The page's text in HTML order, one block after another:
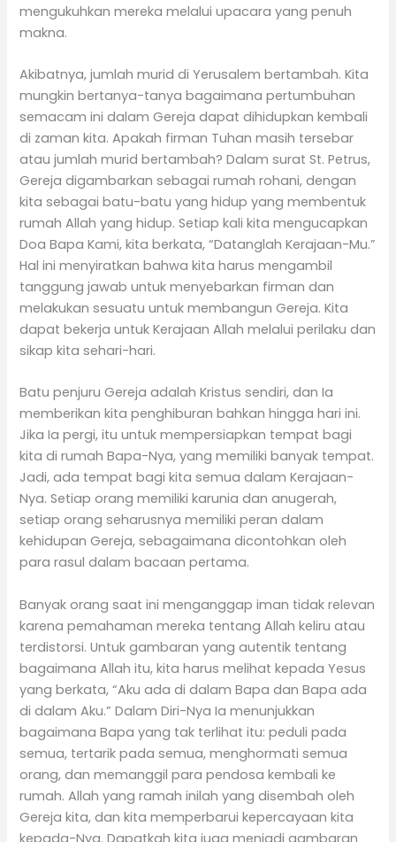
mengukuhkan mereka melalui upacara yang penuh
makna.
Akibatnya, jumlah murid di Yerusalem bertambah. Kita
mungkin bertanya-tanya bagaimana pertumbuhan
semacam ini dalam Gereja dapat dihidupkan kembali
di zaman kita. Apakah firman Tuhan masih tersebar
atau jumlah murid bertambah? Dalam surat St. Petrus,
Gereja digambarkan sebagai rumah rohani, dengan
kita sebagai batu-batu yang hidup yang membentuk
rumah Allah yang hidup. Setiap kali kita mengucapkan
Doa Bapa Kami, kita berkata, “Datanglah Kerajaan-Mu.”
Hal ini menyiratkan bahwa kita harus mengambil
tanggung jawab untuk menyebarkan firman dan
melakukan sesuatu untuk membangun Gereja. Kita
dapat bekerja untuk Kerajaan Allah melalui perilaku dan
sikap kita sehari-hari.
Batu penjuru Gereja adalah Kristus sendiri, dan Ia
memberikan kita penghiburan bahkan hingga hari ini.
Jika Ia pergi, itu untuk mempersiapkan tempat bagi
kita di rumah Bapa-Nya, yang memiliki banyak tempat.
Jadi, ada tempat bagi kita semua dalam Kerajaan-
Nya. Setiap orang memiliki karunia dan anugerah,
setiap orang seharusnya memiliki peran dalam
kehidupan Gereja, sebagaimana dicontohkan oleh
para rasul dalam bacaan pertama.
Banyak orang saat ini menganggap iman tidak relevan
karena pemahaman mereka tentang Allah keliru atau
terdistorsi. Untuk gambaran yang autentik tentang
bagaimana Allah itu, kita harus melihat kepada Yesus
yang berkata, “Aku ada di dalam Bapa dan Bapa ada
di dalam Aku.” Dalam Diri-Nya Ia menunjukkan
bagaimana Bapa yang tak terlihat itu: peduli pada
semua, tertarik pada semua, menghormati semua
orang, dan memanggil para pendosa kembali ke
rumah. Allah yang ramah inilah yang disembah oleh
Gereja kita, dan kita memperbarui kepercayaan kita
kepada-Nya. Dapatkah kita juga menjadi gambaran